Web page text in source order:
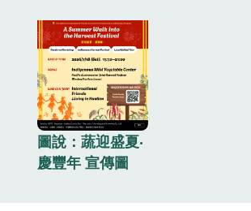
圖說：蔬迎盛夏‧
慶豐年 宣傳圖